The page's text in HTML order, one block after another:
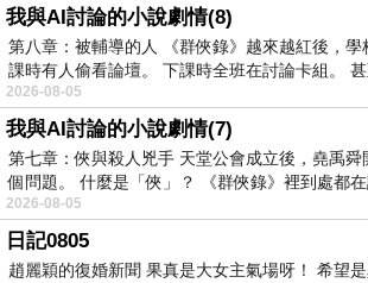
我與AI討論的小說劇情(8)
第八章：被輔導的人 《群俠錄》越來越紅後，
課時有人偷看論壇。 下課時全班在討論卡組。
2026-08-05
我與AI討論的小說劇情(7)
第七章：俠與殺人兇手 天堂公會成立後，堯禹
個問題。 什麼是「俠」？ 《群俠錄》裡到處都
2026-08-05
日記0805
趙麗穎的復婚新聞 果真是大女主氣場呀！ 希望